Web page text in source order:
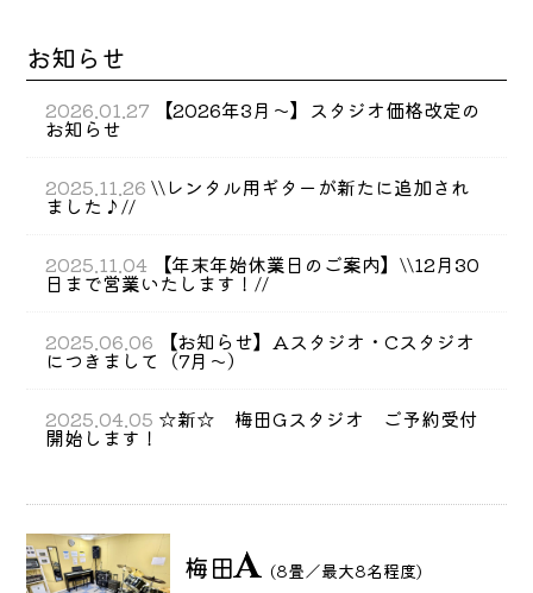
お知らせ
2026.01.27 【2026年3月～】スタジオ価格改定の
お知らせ
2025.11.26 \\レンタル用ギターが新たに追加され
ました♪//
2025.11.04 【年末年始休業日のご案内】\\12月30
日まで営業いたします！//
2025.06.06 【お知らせ】Aスタジオ・Cスタジオ
につきまして（7月～）
2025.04.05 ☆新☆ 梅田Gスタジオ ご予約受付
開始します！
梅田A (8畳／最大8名程度)